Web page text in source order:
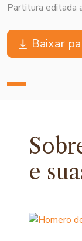
Partitura editada
Baixar
e